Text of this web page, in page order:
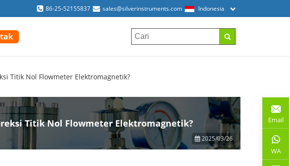
86-25-52155837 sales@silverinstruments.com Indonesia
Titik Nol Flowmeter Elektromagnetik?
Titik Nol Flowmeter Elektromagnetik?
2025/03/26
Email
WA